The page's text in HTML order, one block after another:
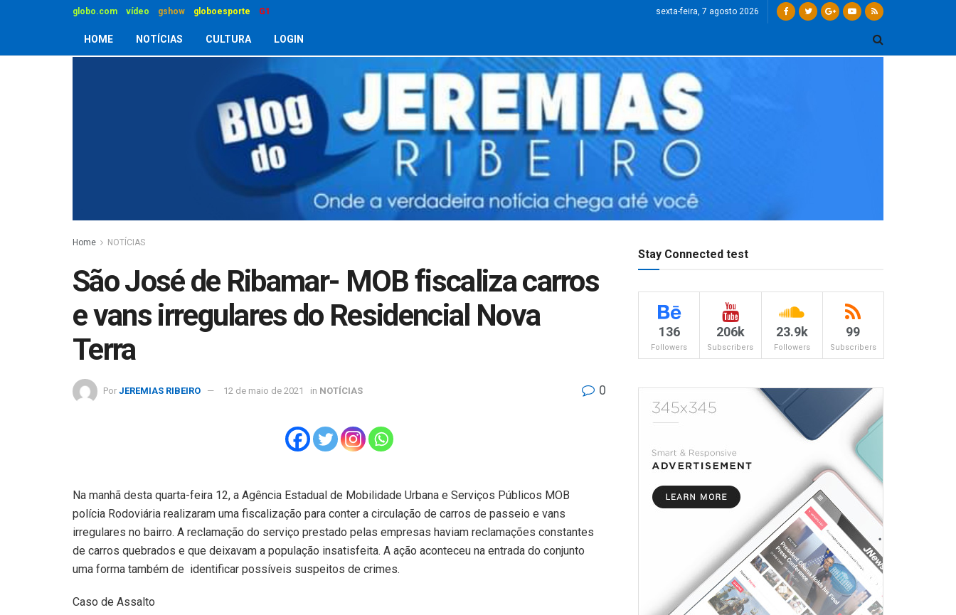
globo.com vídeo gshow globoesporte G1 sexta-feira, 7 agosto 2026
HOME NOTÍCIAS CULTURA LOGIN
Home NOTÍCIAS
São José de Ribamar- MOB fiscaliza carros
e vans irregulares do Residencial Nova
Terra
Por JEREMIAS RIBEIRO 12 de maio de 2021 in NOTÍCIAS 0
Na manhã desta quarta-feira 12, a Agência Estadual de Mobilidade Urbana e Serviços Públicos MOB
polícia Rodoviária realizaram uma fiscalização para conter a circulação de carros de passeio e vans
irregulares no bairro. A reclamação do serviço prestado pelas empresas haviam reclamações constantes
de carros quebrados e que deixavam a população insatisfeita. A ação aconteceu na entrada do conjunto
uma forma também de identificar possíveis suspeitos de crimes.
Caso de Assalto
Stay Connected test
136
Followers
206k
Subscribers
23.9k
Followers
99
Subscribers